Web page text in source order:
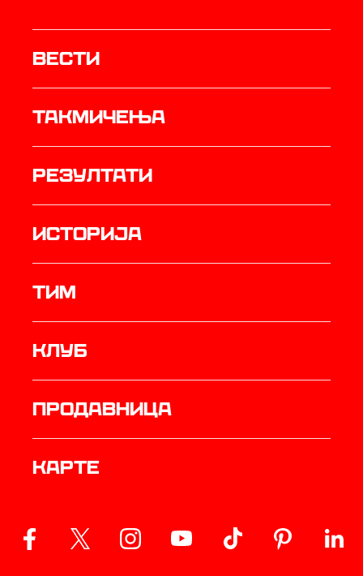
Вести
Такмичења
резултати
историја
ТИМ
Клуб
продавница
Карте